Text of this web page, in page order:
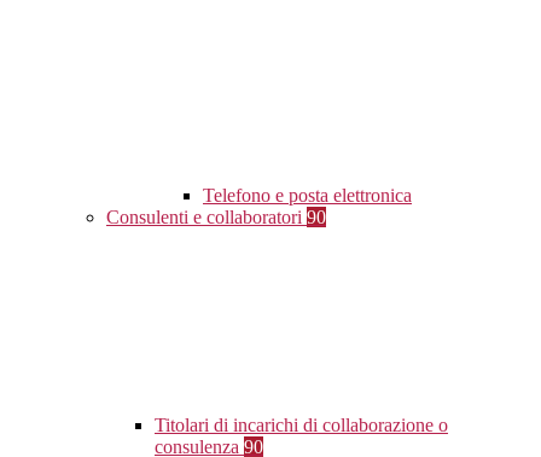
Telefono e posta elettronica
Consulenti e collaboratori 90
Titolari di incarichi di collaborazione o
consulenza 90